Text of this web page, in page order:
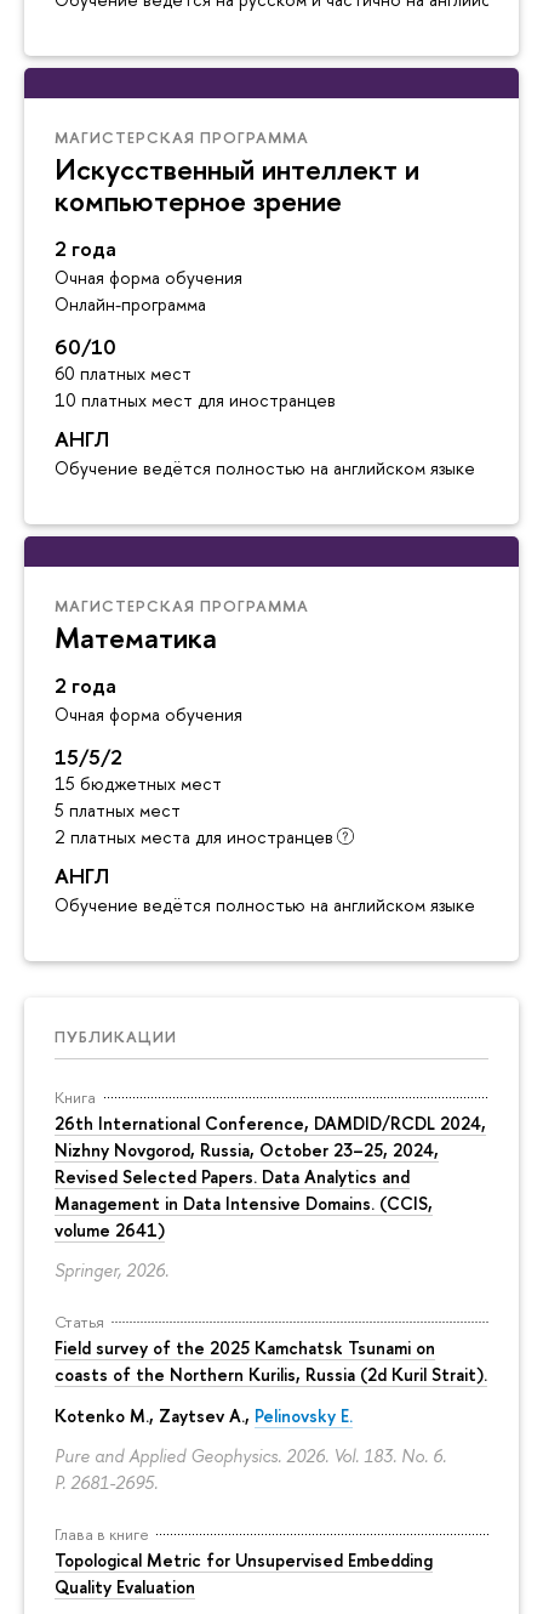
МАГИСТЕРСКАЯ ПРОГРАММА
Искусственный интеллект и
компьютерное зрение
2 года
Очная форма обучения
Онлайн-программа
60/10
60 платных мест
10 платных мест для иностранцев
АНГЛ
Обучение ведётся полностью на английском языке
МАГИСТЕРСКАЯ ПРОГРАММА
Математика
2 года
Очная форма обучения
15/5/2
15 бюджетных мест
5 платных мест
2 платных места для иностранцев
АНГЛ
Обучение ведётся полностью на английском языке
ПУБЛИКАЦИИ
Книга
26th International Conference, DAMDID/RCDL 2024,
Nizhny Novgorod, Russia, October 23–25, 2024,
Revised Selected Papers. Data Analytics and
Management in Data Intensive Domains. (CCIS,
volume 2641)
Springer, 2026.
Статья
Field survey of the 2025 Kamchatsk Tsunami on
coasts of the Northern Kurilis, Russia (2d Kuril Strait).
Kotenko M., Zaytsev A., Pelinovsky E.
Pure and Applied Geophysics. 2026. Vol. 183. No. 6.
P. 2681-2695.
Глава в книге
Topological Metric for Unsupervised Embedding
Quality Evaluation